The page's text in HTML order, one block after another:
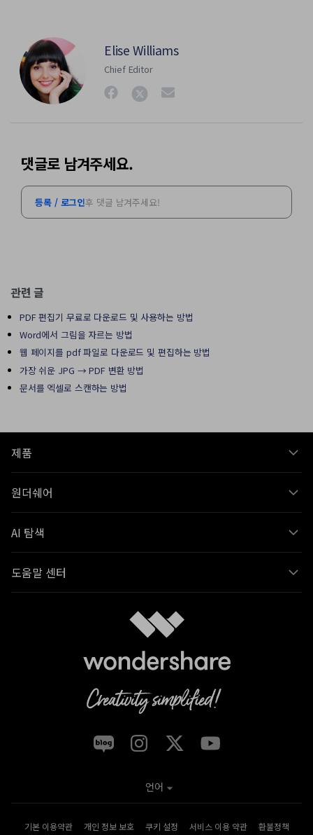
Elise Williams
Chief Editor
댓글로 남겨주세요.
등록 / 로그인후 댓글 남겨주세요!
관련 글
PDF 편집기 무료로 다운로드 및 사용하는 방법
Word에서 그림을 자르는 방법
웹 페이지를 pdf 파일로 다운로드 및 편집하는 방법
가장 쉬운 JPG → PDF 변환 방법
문서를 엑셀로 스캔하는 방법
제품
원더쉐어
AI 탐색
도움말 센터
기본 이용약관 개인 정보 보호 쿠키 설정 서비스 이용 약관 환불정책
언어